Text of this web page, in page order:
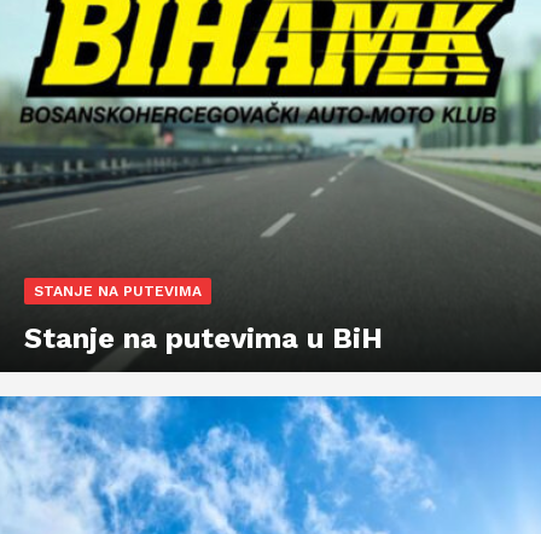
STANJE NA PUTEVIMA
Stanje na putevima u BiH